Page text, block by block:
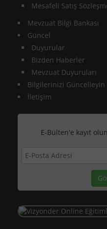
Mesafeli Satış
Mevzuat Bilgi Bankası
Güncel
Duyurular
Bizden Haberler
Mevzuat Duyuruları
Bilgilerinizi Güncelleyin
İletişim
E-Bülten'e kayıt